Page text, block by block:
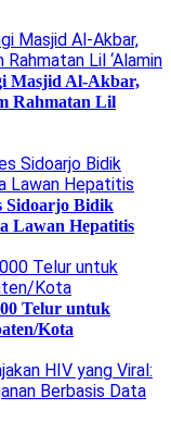
Masjid Al-Akbar,
Rahmatan Lil
Sidoarjo Bidik
Lawan Hepatitis
Telur untuk
Kota